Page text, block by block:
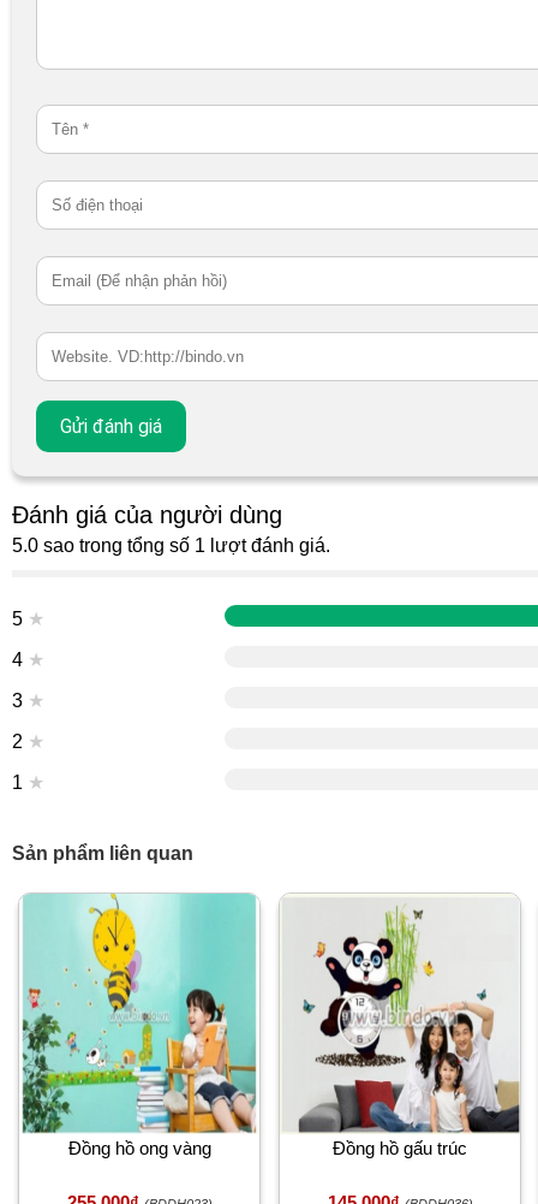
Đánh giá của người dùng
5.0 sao trong tổng số 1 lượt đánh giá.
5 ★
4 ★
3 ★
2 ★
1 ★
Sản phẩm liên quan
Đồng hồ ong vàng Đồng hồ gấu trúc